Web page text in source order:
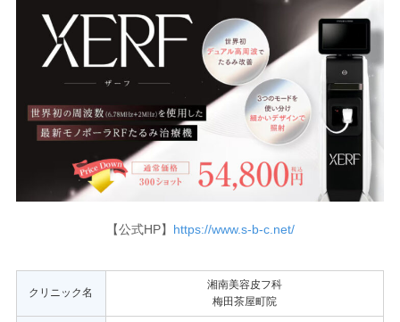
【公式HP】 https://www.s-b-c.net/
クリニック名
湘南美容皮フ科
梅田茶屋町院